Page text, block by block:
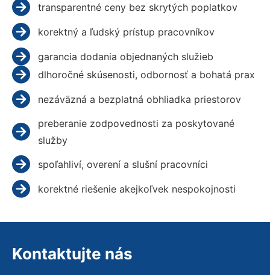
transparentné ceny bez skrytých poplatkov
korektný a ľudský prístup pracovníkov
garancia dodania objednaných služieb
dlhoročné skúsenosti, odbornosť a bohatá prax
nezáväzná a bezplatná obhliadka priestorov
preberanie zodpovednosti za poskytované
služby
spoľahliví, overení a slušní pracovníci
korektné riešenie akejkoľvek nespokojnosti
Kontaktujte nás